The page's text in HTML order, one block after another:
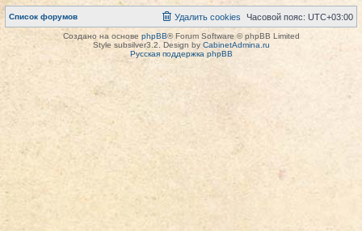
Список форумов Часовой пояс: UTC+03:00
Удалить cookies
Создано на основе phpBB® Forum Software © phpBB Limited
Style subsilver3.2. Design by CabinetAdmina.ru
Русская поддержка phpBB